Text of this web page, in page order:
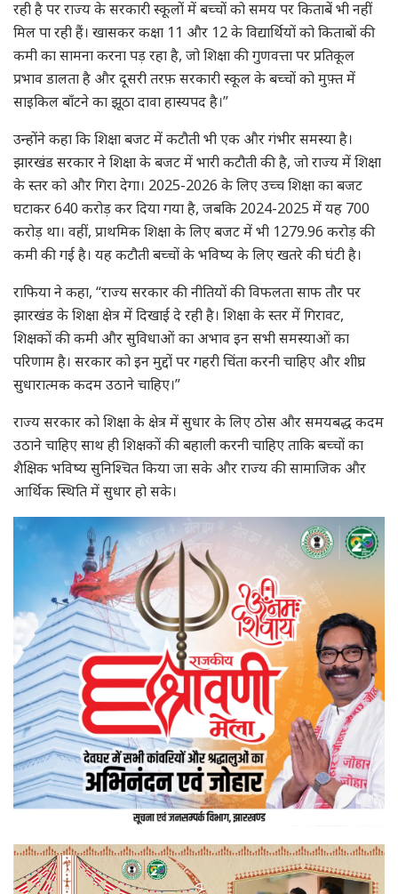
रही है पर राज्य के सरकारी स्कूलों में बच्चों को समय पर किताबें भी नहीं
मिल पा रही हैं। खासकर कक्षा 11 और 12 के विद्यार्थियों को किताबों की
कमी का सामना करना पड़ रहा है, जो शिक्षा की गुणवत्ता पर प्रतिकूल
प्रभाव डालता है और दूसरी तरफ़ सरकारी स्कूल के बच्चों को मुफ़्त में
साइकिल बाँटने का झूठा दावा हास्यपद है।”
उन्होंने कहा कि शिक्षा बजट में कटौती भी एक और गंभीर समस्या है।
झारखंड सरकार ने शिक्षा के बजट में भारी कटौती की है, जो राज्य में शिक्षा
के स्तर को और गिरा देगा। 2025-2026 के लिए उच्च शिक्षा का बजट
घटाकर 640 करोड़ कर दिया गया है, जबकि 2024-2025 में यह 700
करोड़ था। वहीं, प्राथमिक शिक्षा के लिए बजट में भी 1279.96 करोड़ की
कमी की गई है। यह कटौती बच्चों के भविष्य के लिए खतरे की घंटी है।
राफिया ने कहा, “राज्य सरकार की नीतियों की विफलता साफ तौर पर
झारखंड के शिक्षा क्षेत्र में दिखाई दे रही है। शिक्षा के स्तर में गिरावट,
शिक्षकों की कमी और सुविधाओं का अभाव इन सभी समस्याओं का
परिणाम है। सरकार को इन मुद्दों पर गहरी चिंता करनी चाहिए और शीघ्र
सुधारात्मक कदम उठाने चाहिए।”
राज्य सरकार को शिक्षा के क्षेत्र में सुधार के लिए ठोस और समयबद्ध कदम
उठाने चाहिए साथ ही शिक्षकों की बहाली करनी चाहिए ताकि बच्चों का
शैक्षिक भविष्य सुनिश्चित किया जा सके और राज्य की सामाजिक और
आर्थिक स्थिति में सुधार हो सके।